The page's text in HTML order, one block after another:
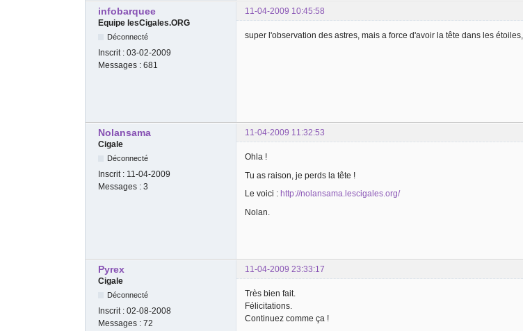
infobarquee
11-04-2009 10:45:58
Equipe lesCigales.ORG
Déconnecté
Inscrit : 03-02-2009
Messages : 681
super l'observation des astres, mais a force d'avoir la tête dans les
Nolansama
11-04-2009 11:32:53
Cigale
Déconnecté
Inscrit : 11-04-2009
Messages : 3
Ohla !
Tu as raison, je perds la tête !
Le voici : http://nolansama.lescigales.org/
Nolan.
Pyrex
11-04-2009 23:33:17
Cigale
Déconnecté
Inscrit : 02-08-2008
Messages : 72
Très bien fait.
Félicitations.
Continuez comme ça !